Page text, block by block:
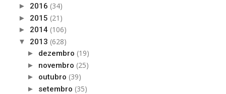
► 2016 (34)
► 2015 (21)
► 2014 (106)
▼ 2013 (628)
► dezembro (19)
► novembro (25)
► outubro (39)
► setembro (35)